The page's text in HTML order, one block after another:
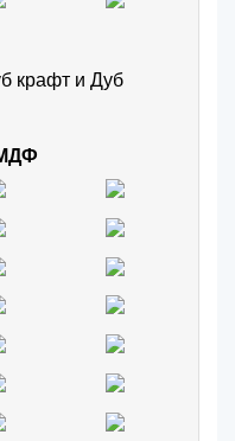
крафт и Дуб